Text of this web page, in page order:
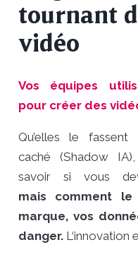
tournant
vidéo
Vos équipes
pour créer des
Qu’elles le fassent
caché (Shadow
savoir si vous
mais comment
marque, vos
danger.L ‘innovation